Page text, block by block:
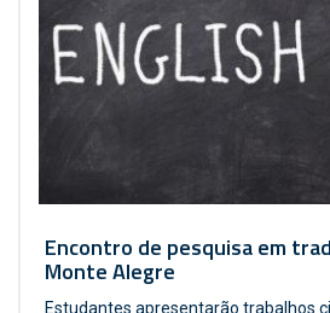
Encontro de pesquisa em
Monte Alegre
Estudantes apresentarão trabalhos